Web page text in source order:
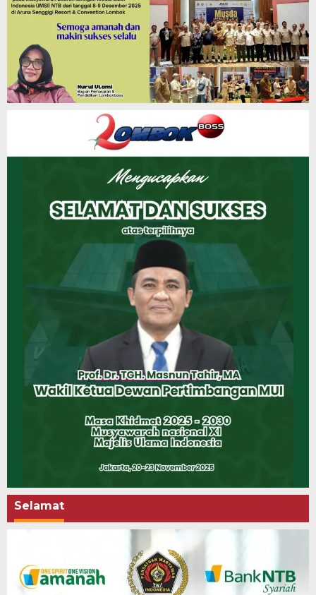
Selamat